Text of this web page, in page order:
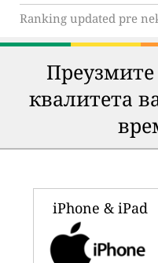
Ranking updated pre
квалитета
iPhone & iPad